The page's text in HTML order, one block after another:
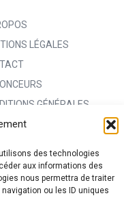
des technologies
aux informations des
nous permettra de traiter
ou les ID uniques
LÉGALES
GÉNÉRALES
DES DONNÉES